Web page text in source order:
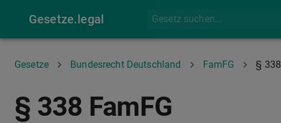
Gesetze.legal
Gesetze Bundesrecht Deutschland FamFG § 338
§ 338 FamFG